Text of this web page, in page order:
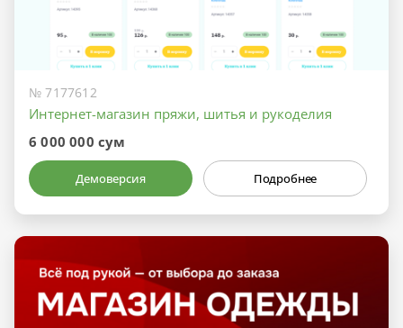
№ 7177612
Интернет-магазин пряжи, шитья и рукоделия
6 000 000 сум
Демоверсия Подробнее